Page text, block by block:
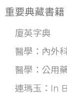
重要典藏書籍
廈英字典
醫學：內外
醫學：公用
連瑪玉：In